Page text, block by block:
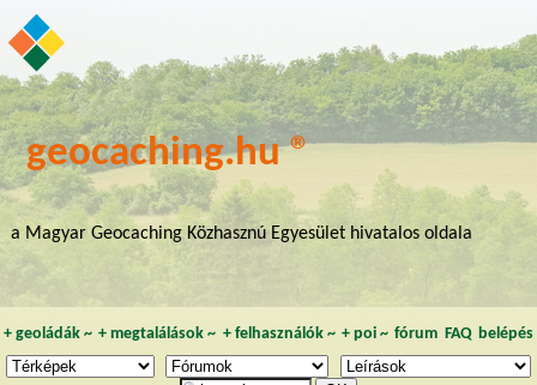
geocaching.hu ®
a Magyar Geocaching Közhasznú Egyesület hivatalos oldala
+ geoládák~ +megtalálások ~ + felhasználók~ + poi~ fórum FAQ belépés